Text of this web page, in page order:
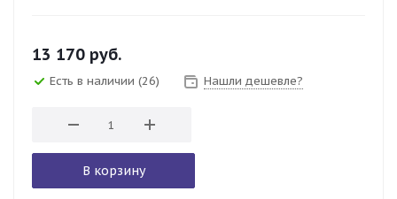
13 170 руб.
Есть в наличии (26) Нашли дешевле?
В корзину